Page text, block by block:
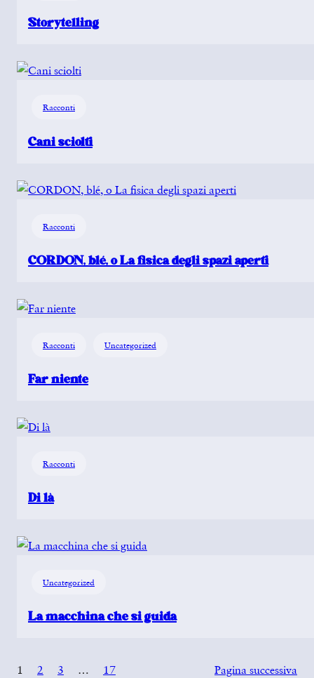
Storytelling
Racconti
Cani sciolti
Racconti
CORDON, blé, o La fisica degli spazi aperti
Racconti Uncategorized
Far niente
Racconti
Di là
Uncategorized
La macchina che si guida
1 2 3 … 17 Pagina successiva